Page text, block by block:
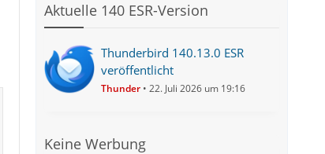
Aktuelle 140 ESR-Version
Thunderbird 140.13.0 ESR
veröffentlicht
Thunder 22. Juli 2026 um 19:16
Keine Werbung